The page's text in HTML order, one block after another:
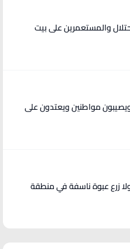
والمستعمرين على بيت
مواطنين ويعتدون على
زرع عبوة ناسفة في منطقة